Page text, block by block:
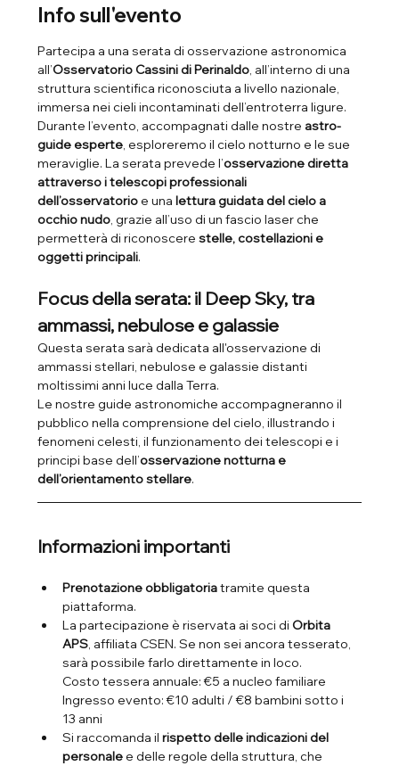
Info sull'evento
Partecipa a una serata di osservazione astronomica
all’Osservatorio Cassini di Perinaldo, all’interno di una
struttura scientifica riconosciuta a livello nazionale,
immersa nei cieli incontaminati dell’entroterra ligure.
Durante l’evento, accompagnati dalle nostre astro-
guide esperte, esploreremo il cielo notturno e le sue
meraviglie. La serata prevede l’osservazione diretta
attraverso i telescopi professionali
dell’osservatorio e una lettura guidata del cielo a
occhio nudo, grazie all’uso di un fascio laser che
permetterà di riconoscere stelle, costellazioni e
oggetti principali.
Focus della serata: il Deep Sky, tra
ammassi, nebulose e galassie
Questa serata sarà dedicata all'osservazione di
ammassi stellari, nebulose e galassie distanti
moltissimi anni luce dalla Terra.
Le nostre guide astronomiche accompagneranno il
pubblico nella comprensione del cielo, illustrando i
fenomeni celesti, il funzionamento dei telescopi e i
principi base dell’osservazione notturna e
dell’orientamento stellare.
Informazioni importanti
Prenotazione obbligatoria tramite questa
piattaforma.
La partecipazione è riservata ai soci di Orbita
APS, affiliata CSEN. Se non sei ancora tesserato,
sarà possibile farlo direttamente in loco.
Costo tessera annuale: €5 a nucleo familiare
Ingresso evento: €10 adulti / €8 bambini sotto i
13 anni
Si raccomanda il rispetto delle indicazioni del
personale e delle regole della struttura, che